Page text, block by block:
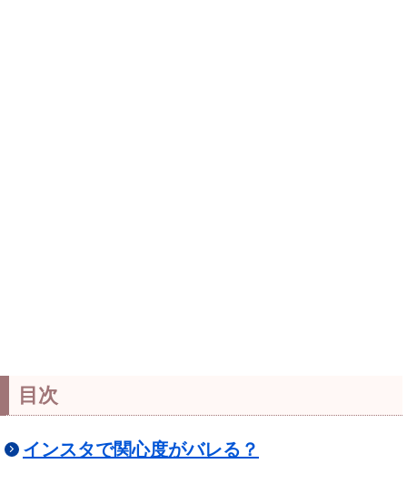
目次
インスタで関心度がバレる？